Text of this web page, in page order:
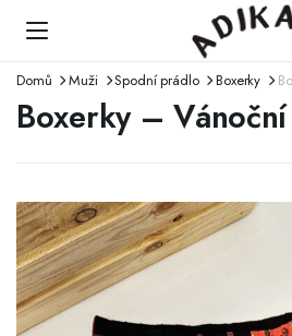
Domů Muži Spodní prádlo Boxerky
Boxerky –